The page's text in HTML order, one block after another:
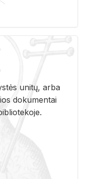
unitų, arba
dokumentai